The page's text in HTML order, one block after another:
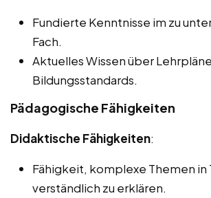
Fundierte Kenntnisse im zu
Fach.
Aktuelles Wissen über
Bildungsstandards.
Pädagogische Fähigkeiten
Didaktische Fähigkeiten:
Fähigkeit, komplexe Themen in
verständlich zu erklären.